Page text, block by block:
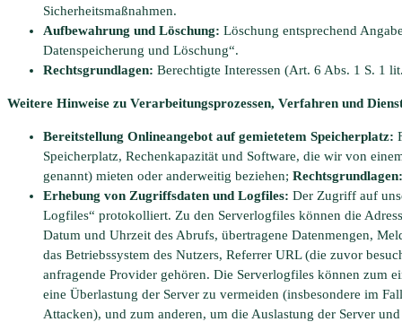
Sicherheitsmaßnahmen.
Aufbewahrung und Löschung: Löschung entsprechend
Datenspeicherung und Löschung“.
Rechtsgrundlagen: Berechtigte Interessen (Art. 6 Abs. 1 S. 1
Weitere Hinweise zu Verarbeitungsprozessen, Verfahren und
Bereitstellung Onlineangebot auf gemietetem Speicherplatz:
Speicherplatz, Rechenkapazität und Software, die wir von
genannt) mieten oder anderweitig beziehen; Rechtsgrundlagen:
Erhebung von Zugriffsdaten und Logfiles: Der Zugriff auf
Logfiles“ protokolliert. Zu den Serverlogfiles können die
Datum und Uhrzeit des Abrufs, übertragene Datenmengen,
das Betriebssystem des Nutzers, Referrer URL (die zuvor
anfragende Provider gehören. Die Serverlogfiles können zum
eine Überlastung der Server zu vermeiden (insbesondere im
Attacken), und zum anderen, um die Auslastung der Server